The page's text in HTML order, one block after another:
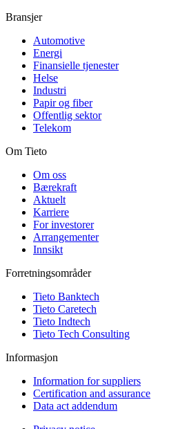
Bransjer
Automotive
Energi
Finansielle tjenester
Helse
Industri
Papir og fiber
Offentlig sektor
Telekom
Om Tieto
Om oss
Bærekraft
Aktuelt
Karriere
For investorer
Arrangementer
Innsikt
Forretningsområder
Tieto Banktech
Tieto Caretech
Tieto Indtech
Tieto Tech Consulting
Informasjon
Information for suppliers
Certification and assurance
Data act addendum